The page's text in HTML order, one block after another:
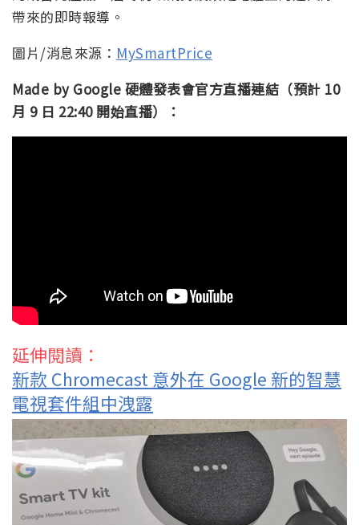
帶來的即時報導。
圖片/消息來源： MySmartPrice
Made by Google 硬體發表會官方直播連結（預計 10
月 9 日 22:40 開始直播）：
延伸閱讀：
新款 Chromecast 意外在 Google 新的智慧
電視套件組中洩露